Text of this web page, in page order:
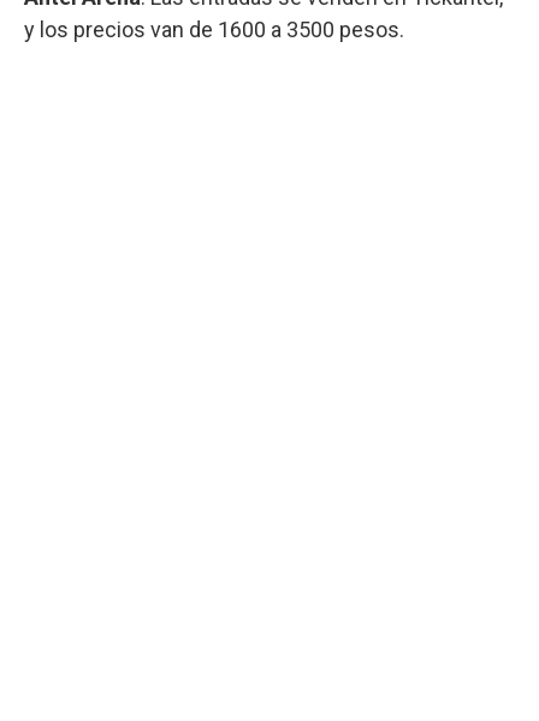
y los precios van de 1600 a 3500 pesos.